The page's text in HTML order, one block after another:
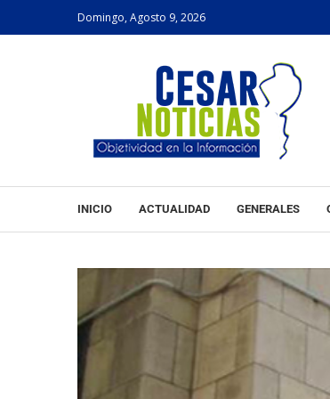
Domingo, Agosto 9, 2026
INICIO ACTUALIDAD GENERALES